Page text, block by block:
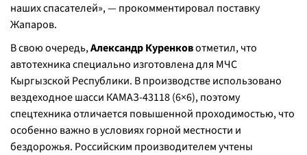
наших спасателей», — прокомментировал поставку
Жапаров.
В свою очередь,Александр Куренковотметил, что
автотехника специально изготовлена для МЧС
Кыргызской Республики. В производстве использовано
вездеходное шасси КАМАЗ-43118 (6×6), поэтому
спецтехника отличается повышенной проходимостью, что
особенно важно в условиях горной местности и
бездорожья. Российским производителем учтены